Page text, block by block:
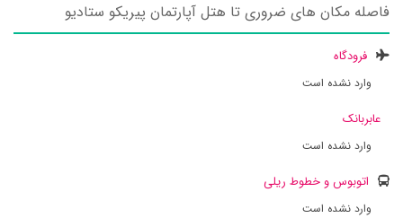
فاصله مکان های ضروری تا هتل آپارتمان پیریکو ستادیو
فرودگاه
وارد نشده است
عابربانک
وارد نشده است
اتوبوس و خطوط ریلی
وارد نشده است